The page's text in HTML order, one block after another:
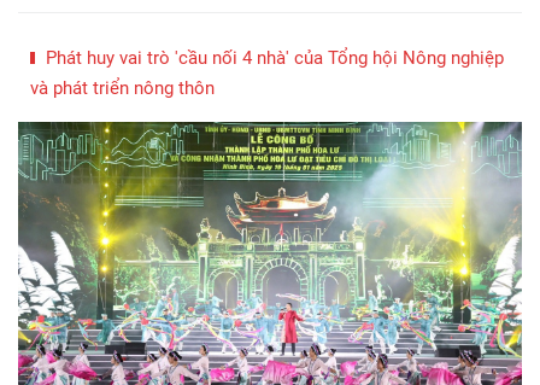
Phát huy vai trò 'cầu nối 4 nhà' của Tổng hội Nông nghiệp
và phát triển nông thôn